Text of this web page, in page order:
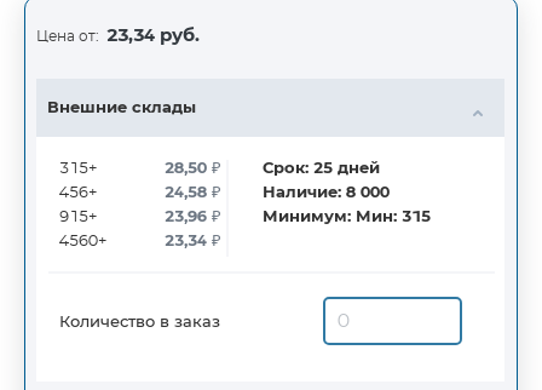
Цена от: 23,34 руб.
Внешние склады
315+
456+
915+
4560+
28,50₽
24,58₽
23,96₽
23,34₽
Срок:25дней
Наличие:8 000
Минимум: Мин: 315
Количество в заказ